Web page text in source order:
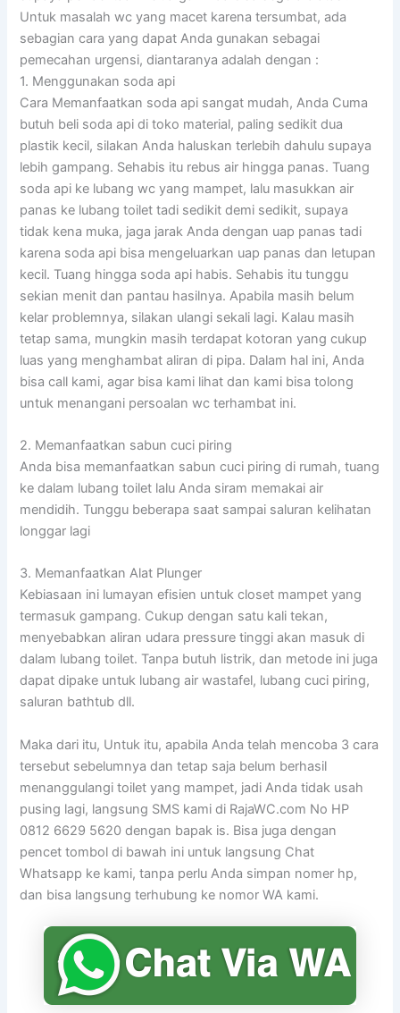
Untuk masalah wc yang macet karena tersumbat, ada
sebagian cara yang dapat Anda gunakan sebagai
pemecahan urgensi, diantaranya adalah dengan :
1. Menggunakan soda api
Cara Memanfaatkan soda api sangat mudah, Anda Cuma
butuh beli soda api di toko material, paling sedikit dua
plastik kecil, silakan Anda haluskan terlebih dahulu supaya
lebih gampang. Sehabis itu rebus air hingga panas. Tuang
soda api ke lubang wc yang mampet, lalu masukkan air
panas ke lubang toilet tadi sedikit demi sedikit, supaya
tidak kena muka, jaga jarak Anda dengan uap panas tadi
karena soda api bisa mengeluarkan uap panas dan letupan
kecil. Tuang hingga soda api habis. Sehabis itu tunggu
sekian menit dan pantau hasilnya. Apabila masih belum
kelar problemnya, silakan ulangi sekali lagi. Kalau masih
tetap sama, mungkin masih terdapat kotoran yang cukup
luas yang menghambat aliran di pipa. Dalam hal ini, Anda
bisa call kami, agar bisa kami lihat dan kami bisa tolong
untuk menangani persoalan wc terhambat ini.
2. Memanfaatkan sabun cuci piring
Anda bisa memanfaatkan sabun cuci piring di rumah, tuang
ke dalam lubang toilet lalu Anda siram memakai air
mendidih. Tunggu beberapa saat sampai saluran kelihatan
longgar lagi
3. Memanfaatkan Alat Plunger
Kebiasaan ini lumayan efisien untuk closet mampet yang
termasuk gampang. Cukup dengan satu kali tekan,
menyebabkan aliran udara pressure tinggi akan masuk di
dalam lubang toilet. Tanpa butuh listrik, dan metode ini juga
dapat dipake untuk lubang air wastafel, lubang cuci piring,
saluran bathtub dll.
Maka dari itu, Untuk itu, apabila Anda telah mencoba 3 cara
tersebut sebelumnya dan tetap saja belum berhasil
menanggulangi toilet yang mampet, jadi Anda tidak usah
pusing lagi, langsung SMS kami di RajaWC.com No HP
0812 6629 5620 dengan bapak is. Bisa juga dengan
pencet tombol di bawah ini untuk langsung Chat
Whatsapp ke kami, tanpa perlu Anda simpan nomer hp,
dan bisa langsung terhubung ke nomor WA kami.